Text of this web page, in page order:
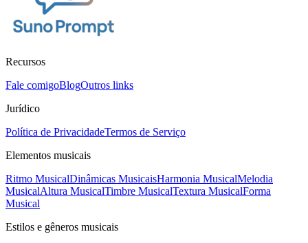
Recursos
Fale comigoBlogOutros links
Jurídico
Política de PrivacidadeTermos de Serviço
Elementos musicais
Ritmo MusicalDinâmicas MusicaisHarmonia MusicalMelodia
MusicalAltura MusicalTimbre MusicalTextura MusicalForma
Musical
Estilos e gêneros musicais